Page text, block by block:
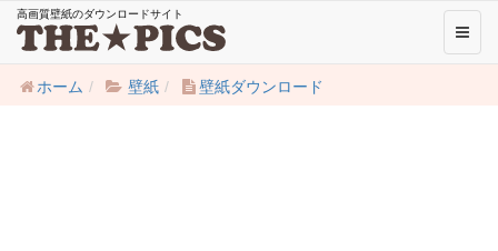
高画質壁紙のダウンロードサイト
ホーム
壁紙 壁紙ダウンロード